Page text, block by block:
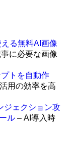
る無料AI画像
に必要な画像
トを自動作
用の効率を高
ジェクション攻
ル – AI導入時